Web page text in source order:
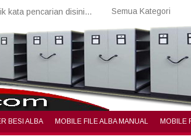
BESI ALBA MOBILE FILE ALBA MANUAL MOBILE